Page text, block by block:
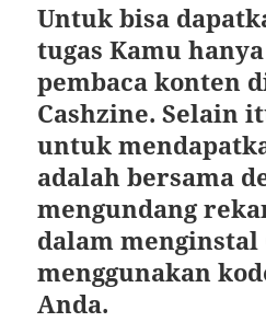
Untuk bisa
tugas Kamu
pembaca konten
Cashzine. Selain
untuk
adalah bersama
mengundang
dalam menginstal
menggunakan
Anda.